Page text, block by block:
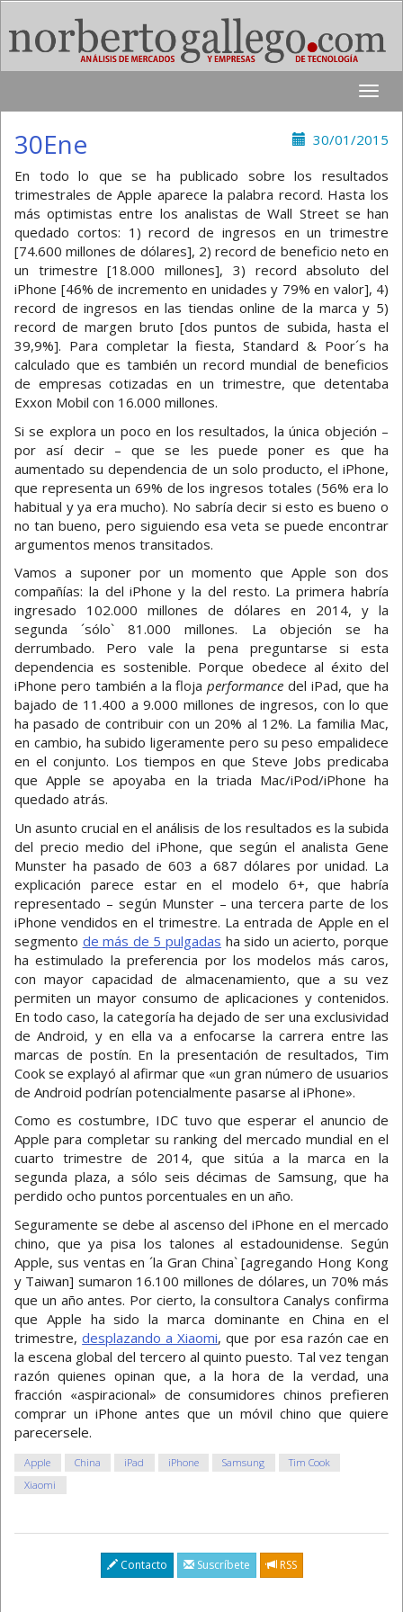
Toggle
30/01/2015
30Ene
En todo lo que se ha publicado sobre los resultados
trimestrales de Apple aparece la palabra record. Hasta los
más optimistas entre los analistas de Wall Street se han
quedado cortos: 1) record de ingresos en un trimestre
[74.600 millones de dólares], 2) record de beneficio neto en
un trimestre [18.000 millones], 3) record absoluto del
iPhone [46% de incremento en unidades y 79% en valor], 4)
record de ingresos en las tiendas online de la marca y 5)
record de margen bruto [dos puntos de subida, hasta el
39,9%]. Para completar la fiesta, Standard & Poor´s ha
calculado que es también un record mundial de beneficios
de empresas cotizadas en un trimestre, que detentaba
Exxon Mobil con 16.000 millones.
Si se explora un poco en los resultados, la única objeción –
por así decir – que se les puede poner es que ha
aumentado su dependencia de un solo producto, el iPhone,
que representa un 69% de los ingresos totales (56% era lo
habitual y ya era mucho). No sabría decir si esto es bueno o
no tan bueno, pero siguiendo esa veta se puede encontrar
argumentos menos transitados.
Vamos a suponer por un momento que Apple son dos
compañías: la del iPhone y la del resto. La primera habría
ingresado 102.000 millones de dólares en 2014, y la
segunda ´sólo` 81.000 millones. La objeción se ha
derrumbado. Pero vale la pena preguntarse si esta
dependencia es sostenible. Porque obedece al éxito del
iPhone pero también a la flojaperformancedel iPad, que ha
bajado de 11.400 a 9.000 millones de ingresos, con lo que
ha pasado de contribuir con un 20% al 12%. La familia Mac,
en cambio, ha subido ligeramente pero su peso empalidece
en el conjunto. Los tiempos en que Steve Jobs predicaba
que Apple se apoyaba en la triada Mac/iPod/iPhone ha
quedado atrás.
Un asunto crucial en el análisis de los resultados es la subida
del precio medio del iPhone, que según el analista Gene
Munster ha pasado de 603 a 687 dólares por unidad. La
explicación parece estar en el modelo 6+, que habría
representado – según Munster – una tercera parte de los
iPhone vendidos en el trimestre. La entrada de Apple en el
segmento de más de 5 pulgadas ha sido un acierto, porque
ha estimulado la preferencia por los modelos más caros,
con mayor capacidad de almacenamiento, que a su vez
permiten un mayor consumo de aplicaciones y contenidos.
En todo caso, la categoría ha dejado de ser una exclusividad
de Android, y en ella va a enfocarse la carrera entre las
marcas de postín. En la presentación de resultados, Tim
Cook se explayó al afirmar que «un gran número de usuarios
de Android podrían potencialmente pasarse al iPhone».
Como es costumbre, IDC tuvo que esperar el anuncio de
Apple para completar su ranking del mercado mundial en el
cuarto trimestre de 2014, que sitúa a la marca en la
segunda plaza, a sólo seis décimas de Samsung, que ha
perdido ocho puntos porcentuales en un año.
Seguramente se debe al ascenso del iPhone en el mercado
chino, que ya pisa los talones al estadounidense. Según
Apple, sus ventas en ´la Gran China` [agregando Hong Kong
y Taiwan] sumaron 16.100 millones de dólares, un 70% más
que un año antes. Por cierto, la consultora Canalys confirma
que Apple ha sido la marca dominante en China en el
trimestre,desplazando a Xiaomi, que por esa razón cae en
la escena global del tercero al quinto puesto. Tal vez tengan
razón quienes opinan que, a la hora de la verdad, una
fracción «aspiracional» de consumidores chinos prefieren
comprar un iPhone antes que un móvil chino que quiere
parecersele.
Apple China iPad iPhone Samsung
Tim Cook
Xiaomi
Contacto Suscríbete RSS